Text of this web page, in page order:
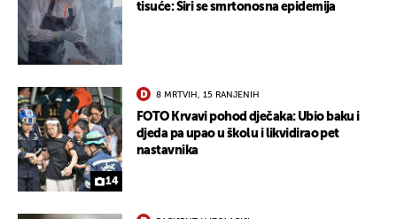
tisuće: Širi se smrtonosna epidemija
14
8 MRTVIH, 15 RANJENIH
FOTO Krvavi pohod dječaka: Ubio baku i
djeda pa upao u školu i likvidirao pet
nastavnika